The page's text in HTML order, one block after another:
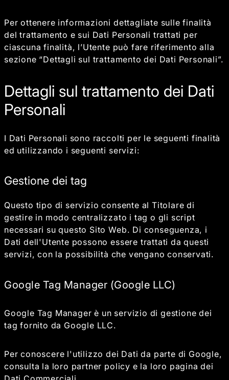
Per ottenere informazioni dettagliate sulle finalità
del trattamento e sui Dati Personali trattati per
ciascuna finalità, l’Utente può fare riferimento alla
sezione “Dettagli sul trattamento dei Dati Personali”.
Dettagli sul trattamento dei Dati
Personali
I Dati Personali sono raccolti per le seguenti finalità
ed utilizzando i seguenti servizi:
Gestione dei tag
Questo tipo di servizio consente al Titolare di
gestire in modo centralizzato i tag o gli script
necessari su questo Sito Web. Di conseguenza, i
Dati dell'Utente possono essere trattati da questi
servizi, con la possibilità che vengano conservati.
Google Tag Manager (Google LLC)
Google Tag Manager è un servizio di gestione dei
tag fornito da Google LLC.
Per conoscere l'utilizzo dei Dati da parte di Google,
consulta la loro partner policy e la loro pagina dei